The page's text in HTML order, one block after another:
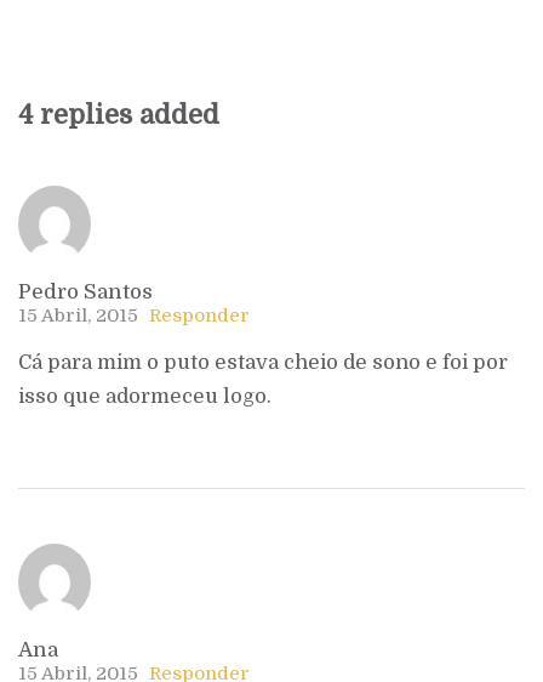
4 replies added
Pedro Santos
15 Abril, 2015 Responder
Cá para mim o puto estava cheio de sono e foi por
isso que adormeceu logo.
Ana
15 Abril, 2015 Responder